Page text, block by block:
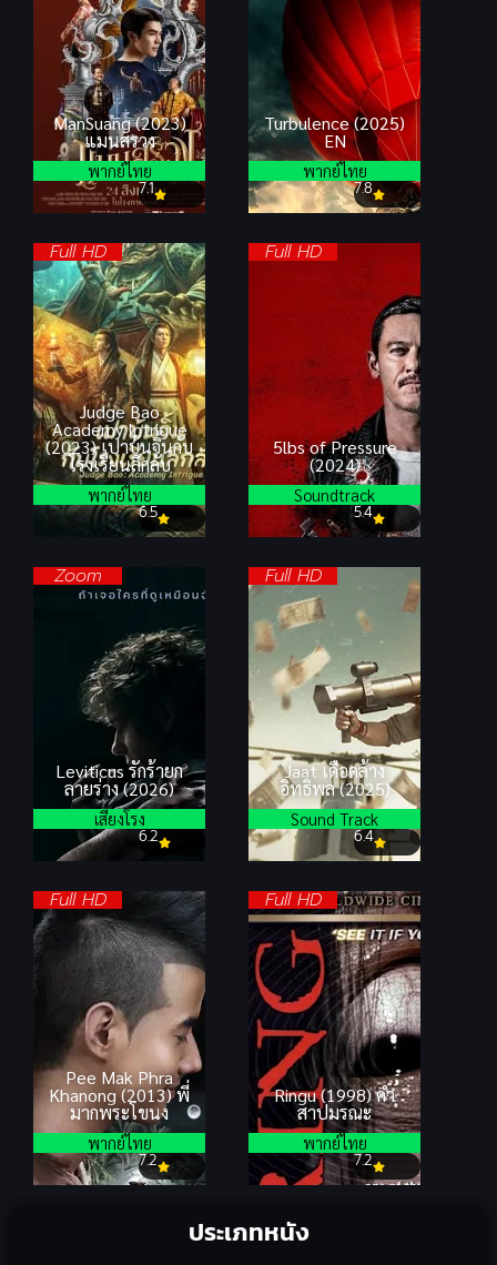
ประเภทหนัง
ManSuang (2023)
แมนสรวง
7.1
พากย์ไทย
Turbulence (2025)
EN
7.8
พากย์ไทย
Full HD
Judge Bao
Academy Intrigue
(2023) เปาบุ้นจิ้นกับ
โรงเรียนลึกลับ
6.5
พากย์ไทย
Full HD
5lbs of Pressure
(2024)
5.4
Soundtrack
Zoom
Leviticus รักร้ายก
ลายร่าง (2026)
6.2
เสียงโรง
Full HD
Jaat เดือดล้าง
อิทธิพล (2025)
6.4
Sound Track
Full HD
Pee Mak Phra
Khanong (2013) พี่
มากพระโขนง
7.2
พากย์ไทย
Full HD
Ringu (1998) คำ
สาปมรณะ
7.2
พากย์ไทย